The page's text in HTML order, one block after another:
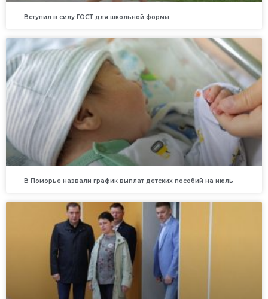
Вступил в силу ГОСТ для школьной формы
В Поморье назвали график выплат детских пособий на июль